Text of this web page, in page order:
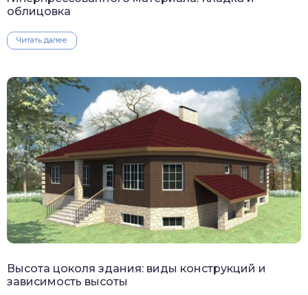
облицовка
Читать далее
Высота цоколя здания: виды конструкций и
зависимость высоты